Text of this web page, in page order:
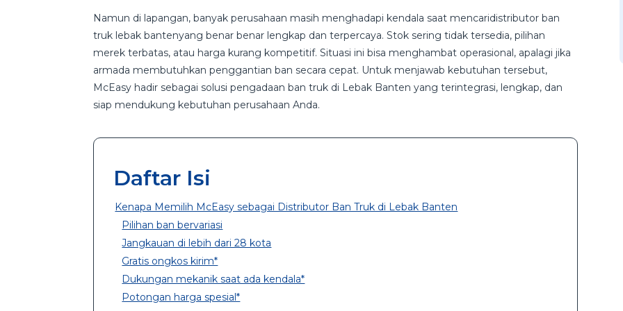
Namun di lapangan, banyak perusahaan masih menghadapi kendala saat mencaridistributor ban
truk lebak bantenyang benar benar lengkap dan terpercaya. Stok sering tidak tersedia, pilihan
merek terbatas, atau harga kurang kompetitif. Situasi ini bisa menghambat operasional, apalagi jika
armada membutuhkan penggantian ban secara cepat. Untuk menjawab kebutuhan tersebut,
McEasy hadir sebagai solusi pengadaan ban truk di Lebak Banten yang terintegrasi, lengkap, dan
siap mendukung kebutuhan perusahaan Anda.
Daftar Isi
Kenapa Memilih McEasy sebagai Distributor Ban Truk di Lebak Banten
Pilihan ban bervariasi
Jangkauan di lebih dari 28 kota
Gratis ongkos kirim*
Dukungan mekanik saat ada kendala*
Potongan harga spesial*